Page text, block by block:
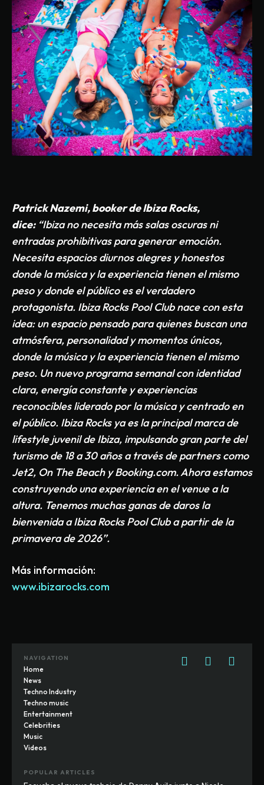
Patrick Nazemi, booker de Ibiza Rocks,
dice:“Ibiza no necesita más salas oscuras ni
entradas prohibitivas para generar emoción.
Necesita espacios diurnos alegres y honestos
donde la música y la experiencia tienen el mismo
peso y donde el público es el verdadero
protagonista. Ibiza Rocks Pool Club nace con esta
idea: un espacio pensado para quienes buscan una
atmósfera, personalidad y momentos únicos,
donde la música y la experiencia tienen el mismo
peso. Un nuevo programa semanal con identidad
clara, energía constante y experiencias
reconocibles liderado por la música y centrado en
el público. Ibiza Rocks ya es la principal marca de
lifestyle juvenil de Ibiza, impulsando gran parte del
turismo de 18 a 30 años a través de partners como
Jet2, On The Beach y Booking.com. Ahora estamos
construyendo una experiencia en el venue a la
altura. Tenemos muchas ganas de daros la
bienvenida a Ibiza Rocks Pool Club a partir de la
primavera de 2026”.
Más información:
www.ibizarocks.com
NAVIGATION
Home
News
Techno Industry
Techno music
Entertainment
Celebrities
Music
Videos
POPULAR ARTICLES